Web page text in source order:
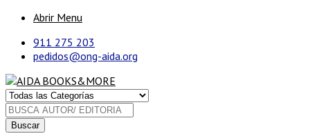
Abrir Menu
911 275 203
pedidos@ong-aida.org
Buscar